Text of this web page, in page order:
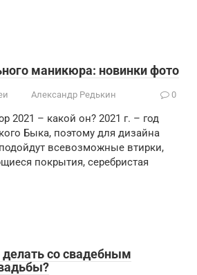
маникюра: новинки фото
Александр Редькин 0
2021 – какой он? 2021 г. – год
Быка, поэтому для дизайна
всевозможные втирки,
покрытия, серебристая
делать со свадебным